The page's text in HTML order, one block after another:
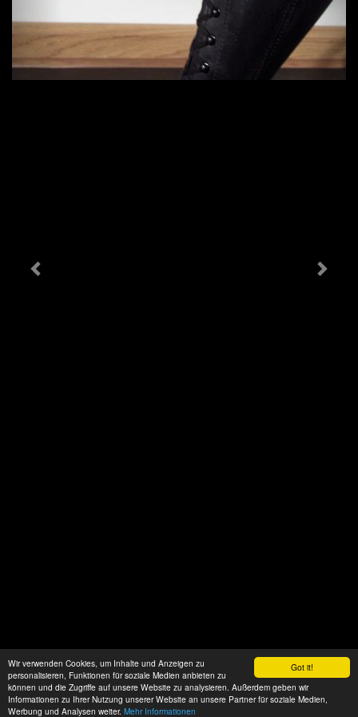
Got it!
Wir verwenden Cookies, um Inhalte und Anzeigen zu
personalisieren, Funktionen für soziale Medien anbieten zu
können und die Zugriffe auf unsere Website zu analysieren. Außerdem geben wir
Informationen zu Ihrer Nutzung unserer Website an unsere Partner für soziale Medien,
Werbung und Analysen weiter. Mehr Informationen